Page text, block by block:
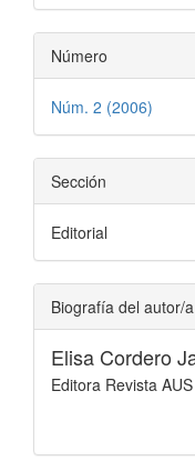
Número
Núm. 2 (2006)
Sección
Editorial
Biografía del autor/a
Elisa Cordero
Editora Revista AUS